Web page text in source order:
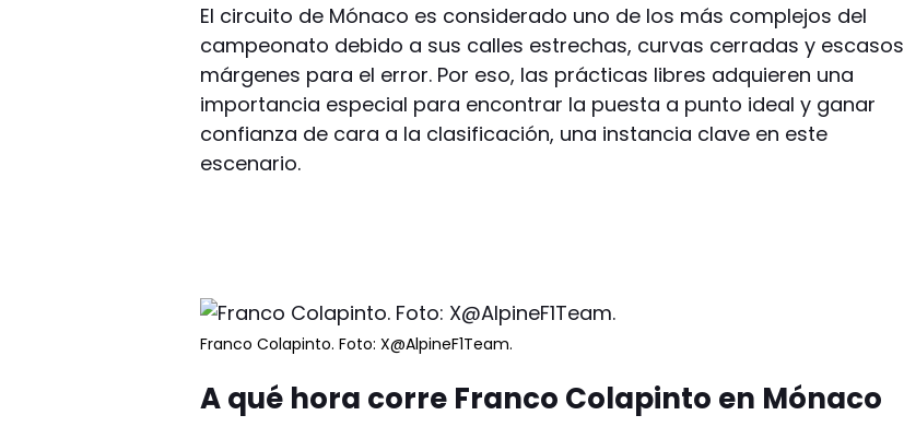
El circuito de Mónaco es considerado uno de los más complejos del
campeonato debido a sus calles estrechas, curvas cerradas y escasos
márgenes para el error. Por eso, las prácticas libres adquieren una
importancia especial para encontrar la puesta a punto ideal y ganar
confianza de cara a la clasificación, una instancia clave en este
escenario.
Franco Colapinto. Foto: X@AlpineF1Team.
A qué hora corre Franco Colapinto en Mónaco